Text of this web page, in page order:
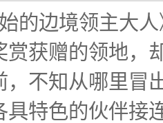
始的边境领主大
赏获赠的领地
，不知从哪里冒
具特色的伙伴接